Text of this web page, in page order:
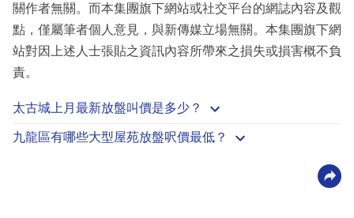
關作者無關。而本集團旗下網站或社交平台的網誌內容及觀
點，僅屬筆者個人意見，與新傳媒立場無關。本集團旗下網
站對因上述人士張貼之資訊內容所帶來之損失或損害概不負
責。
太古城上月最新放盤叫價是多少？
九龍區有哪些大型屋苑放盤呎價最低？